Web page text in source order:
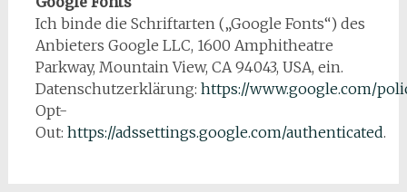
Ich binde die Schriftarten („Google Fonts“) des
Anbieters Google LLC, 1600 Amphitheatre
Parkway, Mountain View, CA 94043, USA, ein.
Datenschutzerklärung: https://www.google.com/
Opt-
Out: https://adssettings.google.com/authenticated.